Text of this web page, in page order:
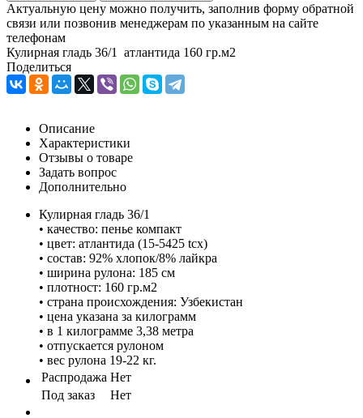
Актуальную цену можно получить, заполнив форму обратной
связи или позвонив менеджерам по указанным на сайте
телефонам
Кулирная гладь 36/1 атлантида 160 гр.м2
Поделиться
Описание
Характеристики
Отзывы о товаре
Задать вопрос
Дополнительно
Кулирная гладь 36/1
• качество: пенье компакт
• цвет: атлантида (15-5425 tcx)
• состав: 92% хлопок/8% лайкра
• ширина рулона: 185 см
• плотност: 160 гр.м2
• страна происхождения: Узбекистан
• цена указана за килограмм
• в 1 килограмме 3,38 метра
• отпускается рулоном
• вес рулона 19-22 кг.
Распродажа Нет
Под заказ
Нет